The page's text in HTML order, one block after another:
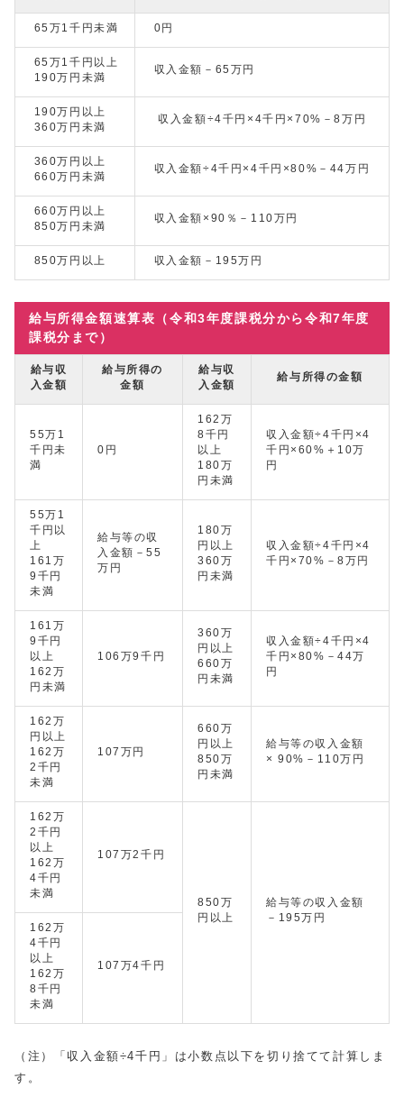
65万1千円未満 0円
65万1千円以上
190万円未満
収入金額－65万円
190万円以上
360万円未満
収入金額÷4千円×4千円×70%－8万円
360万円以上
660万円未満
収入金額÷4千円×4千円×80%－44万円
660万円以上
850万円未満
収入金額×90％－110万円
850万円以上 収入金額－195万円
給与所得金額速算表（令和3年度課税分から令和7年度
課税分まで）
給与収
入金額
給与所得の
金額
給与収
入金額
給与所得の金額
55万1
千円未
満
0円
162万
8千円
以上
180万
円未満
収入金額÷4千円×4
千円×60%＋10万
円
55万1
千円以
上
161万
9千円
未満
給与等の収
入金額－55
万円
180万
円以上
360万
円未満
収入金額÷4千円×4
千円×70%－8万円
161万
9千円
以上
162万
円未満
106万9千円
360万
円以上
660万
円未満
収入金額÷4千円×4
千円×80%－44万
円
162万
円以上
162万
2千円
未満
107万円
660万
円以上
850万
円未満
給与等の収入金額
× 90%－110万円
162万
2千円
以上
162万
4千円
未満
107万2千円
850万
円以上
給与等の収入金額
－195万円
162万
4千円
以上
162万
8千円
未満
107万4千円
（注）「収入金額÷4千円」は小数点以下を切り捨てて計算しま
す。